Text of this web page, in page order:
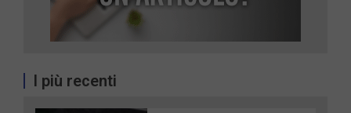
I più recenti